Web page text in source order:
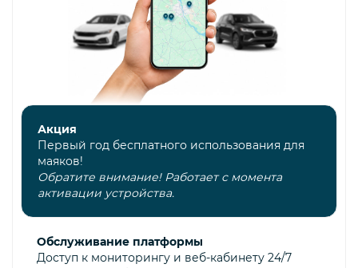
Акция
Первый год бесплатного использования для
маяков!
Обратите внимание! Работает с момента
активации устройства.
Обслуживание платформы
Доступ к мониторингу и веб-кабинету 24/7